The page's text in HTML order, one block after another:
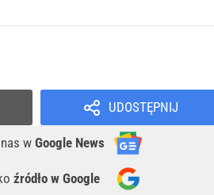
UDOSTĘPNIJ
w Google News
źródło w Google